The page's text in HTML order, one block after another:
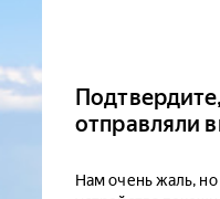
отправляли
Нам очень жаль,